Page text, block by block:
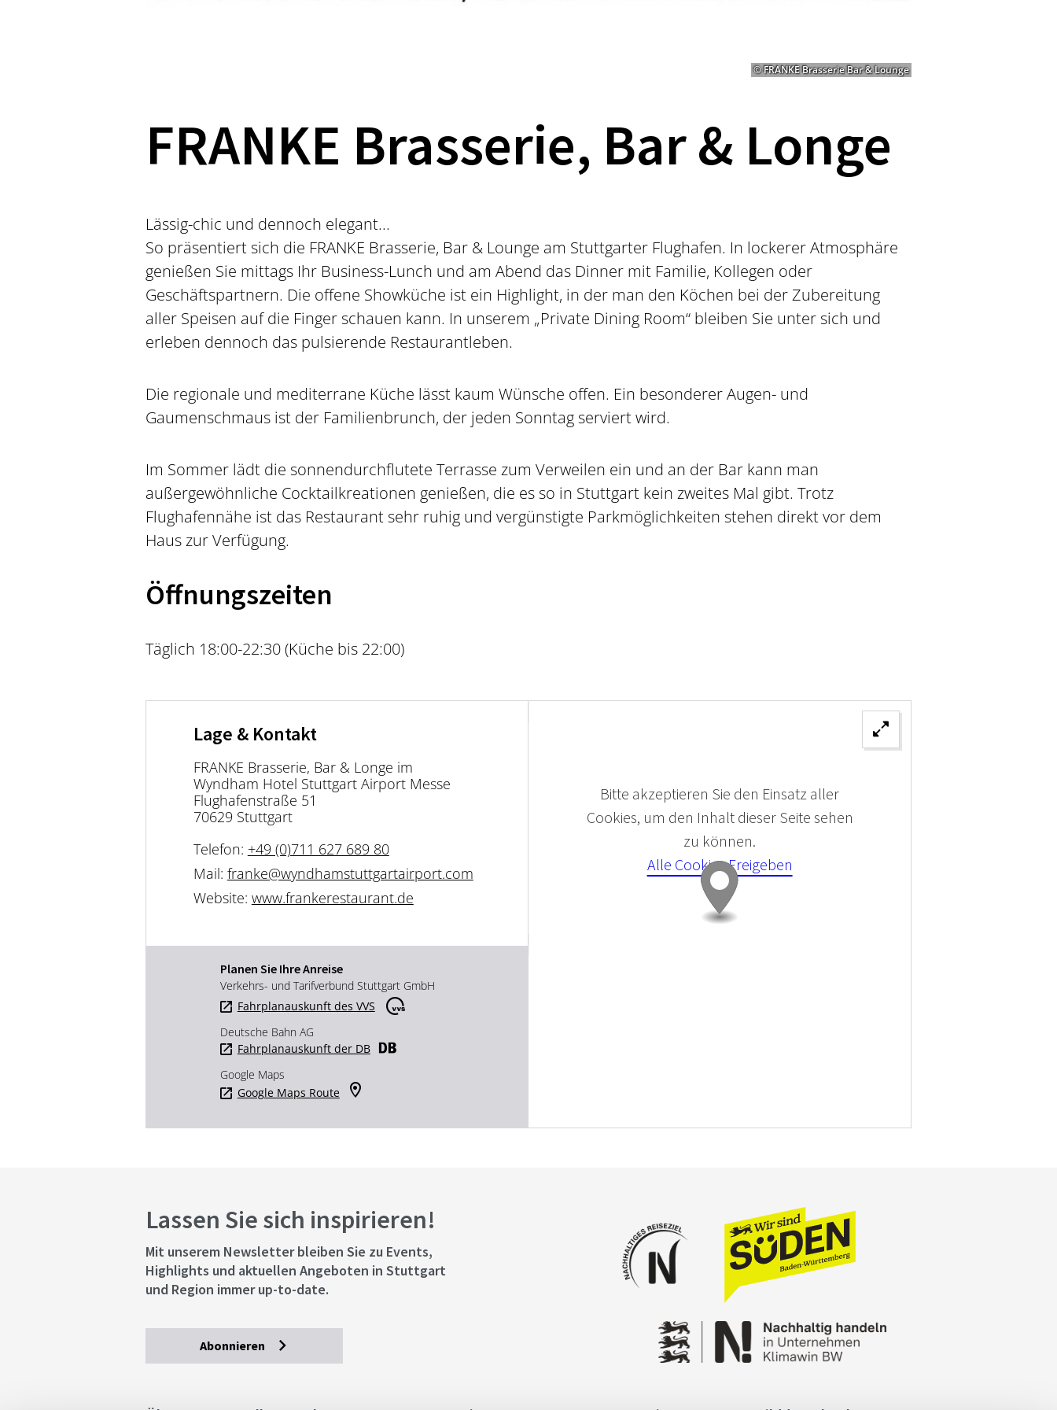
© FRANKE Brasserie Bar & Lounge
FRANKE Brasserie, Bar & Longe
Lässig-chic und dennoch elegant...
So präsentiert sich die FRANKE Brasserie, Bar & Lounge am Stuttgarter Flughafen. In lockerer Atmosphäre
genießen Sie mittags Ihr Business-Lunch und am Abend das Dinner mit Familie, Kollegen oder
Geschäftspartnern. Die offene Showküche ist ein Highlight, in der man den Köchen bei der Zubereitung
aller Speisen auf die Finger schauen kann. In unserem „Private Dining Room“ bleiben Sie unter sich und
erleben dennoch das pulsierende Restaurantleben.
Die regionale und mediterrane Küche lässt kaum Wünsche offen. Ein besonderer Augen- und
Gaumenschmaus ist der Familienbrunch, der jeden Sonntag serviert wird.
Im Sommer lädt die sonnendurchflutete Terrasse zum Verweilen ein und an der Bar kann man
außergewöhnliche Cocktailkreationen genießen, die es so in Stuttgart kein zweites Mal gibt. Trotz
Flughafennähe ist das Restaurant sehr ruhig und vergünstigte Parkmöglichkeiten stehen direkt vor dem
Haus zur Verfügung.
Öffnungszeiten
Täglich 18:00-22:30 (Küche bis 22:00)
Lage & Kontakt
FRANKE Brasserie, Bar & Longe im
Wyndham Hotel Stuttgart Airport Messe
Flughafenstraße 51
70629 Stuttgart
Telefon: +49 (0)711 627 689 80
Mail: franke@wyndhamstuttgartairport.com
Website: www.frankerestaurant.de
Planen Sie Ihre Anreise
Verkehrs- und Tarifverbund Stuttgart GmbH
Fahrplanauskunft des VVS
Deutsche Bahn AG
Fahrplanauskunft der DB
Google Maps
Google Maps Route
Bitte akzeptieren Sie den Einsatz aller
Cookies, um den Inhalt dieser Seite sehen
zu können.
Alle Cookies Freigeben
Lassen Sie sich inspirieren!
Mit unserem Newsletter bleiben Sie zu Events,
Highlights und aktuellen Angeboten in Stuttgart
und Region immer up-to-date.
Abonnieren